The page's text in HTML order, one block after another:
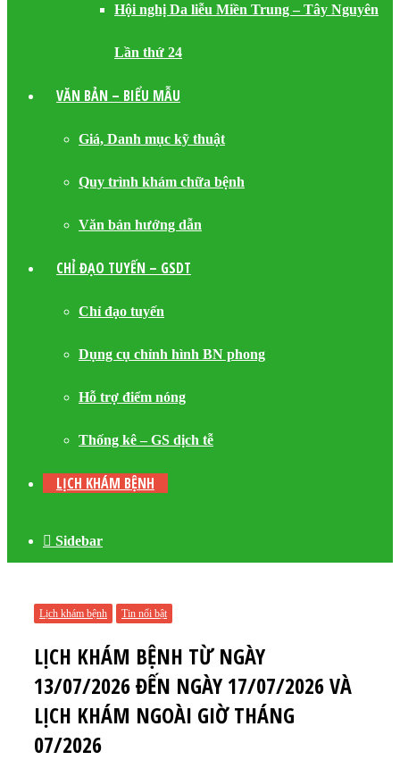
Hội nghị Da liễu Miền Trung – Tây Nguyên
Lần thứ 24
VĂN BẢN – BIỂU MẪU
Giá, Danh mục kỹ thuật
Quy trình khám chữa bệnh
Văn bản hướng dẫn
CHỈ ĐẠO TUYẾN – GSDT
Chỉ đạo tuyến
Dụng cụ chỉnh hình BN phong
Hỗ trợ điểm nóng
Thống kê – GS dịch tễ
LỊCH KHÁM BỆNH
Sidebar
Lịch khám bệnh Tin nổi bật
LỊCH KHÁM BỆNH TỪ NGÀY
13/07/2026 ĐẾN NGÀY 17/07/2026 VÀ
LỊCH KHÁM NGOÀI GIỜ THÁNG
07/2026